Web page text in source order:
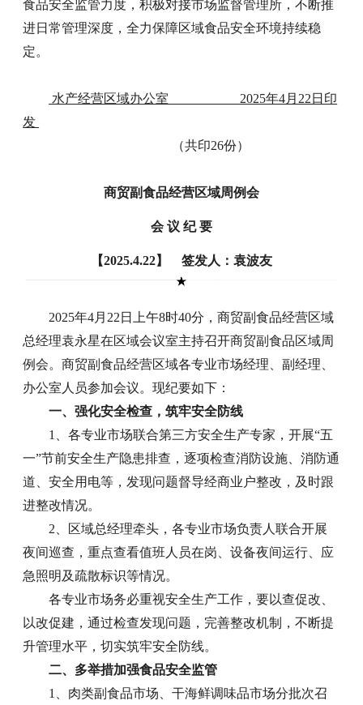
食品安全监管力度，积极对接市场监督管理所，不断推
进日常管理深度，全力保障区域食品安全环境持续稳
定。
水产经营区域办公室 2025年4月22日印
发
（共印26份）
商贸副食品经营区域周例会
会 议 纪 要
【2025.4.22】 签发人：袁波友
2025年4月22日上午8时40分，商贸副食品经营区域
总经理袁永星在区域会议室主持召开商贸副食品区域周
例会。商贸副食品经营区域各专业市场经理、副经理、
办公室人员参加会议。现纪要如下：
一、强化安全检查，筑牢安全防线
1、各专业市场联合第三方安全生产专家，开展“五
一”节前安全生产隐患排查，逐项检查消防设施、消防通
道、安全用电等，发现问题督导经商业户整改，及时跟
进整改情况。
2、区域总经理牵头，各专业市场负责人联合开展
夜间巡查，重点查看值班人员在岗、设备夜间运行、应
急照明及疏散标识等情况。
各专业市场务必重视安全生产工作，要以查促改、
以改促建，通过检查发现问题，完善整改机制，不断提
升管理水平，切实筑牢安全防线。
二、多举措加强食品安全监管
1、肉类副食品市场、干海鲜调味品市场分批次召